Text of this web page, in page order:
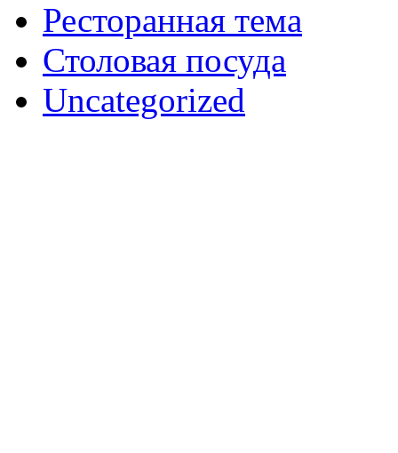
Ресторанная тема
Столовая посуда
Uncategorized